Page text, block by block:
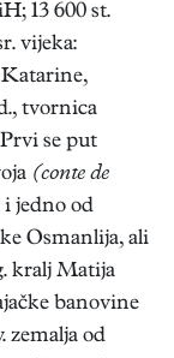
13 600 st.
vijeka:
Katarine,
tvornica
se put
(conte de
i jedno od
Osmanlija, ali
kralj Matija
banovine
zemalja od